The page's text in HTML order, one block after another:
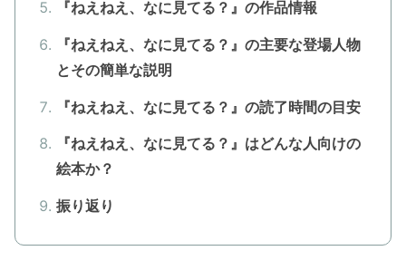
『ねえねえ、なに見てる？』の作品情報
『ねえねえ、なに見てる？』の主要な登場人物
とその簡単な説明
『ねえねえ、なに見てる？』の読了時間の目安
『ねえねえ、なに見てる？』はどんな人向けの
絵本か？
振り返り